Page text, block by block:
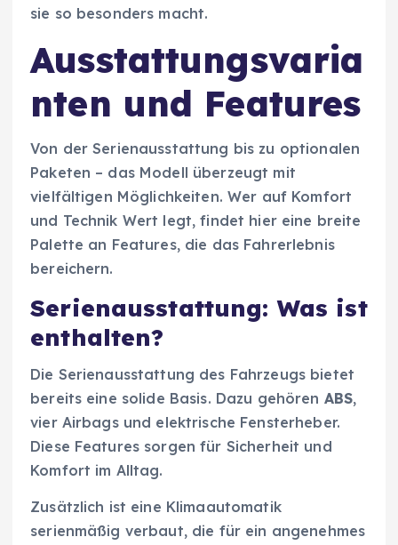
sie so besonders macht.
Ausstattungsvaria
nten und Features
Von der Serienausstattung bis zu optionalen
Paketen – das Modell überzeugt mit
vielfältigen Möglichkeiten. Wer auf Komfort
und Technik Wert legt, findet hier eine breite
Palette an Features, die das Fahrerlebnis
bereichern.
Serienausstattung: Was ist
enthalten?
Die Serienausstattung des Fahrzeugs bietet
bereits eine solide Basis. Dazu gehören ABS,
vier Airbags und elektrische Fensterheber.
Diese Features sorgen für Sicherheit und
Komfort im Alltag.
Zusätzlich ist eine Klimaautomatik
serienmäßig verbaut, die für ein angenehmes